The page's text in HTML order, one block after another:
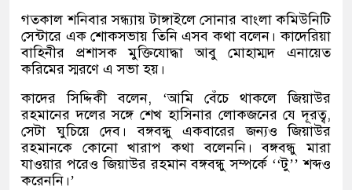
গতকাল শনিবার সন্ধ্যায় টাঙ্গাইলে সোনার বাংলা কমিউনিটি
সেন্টারে এক শোকসভায় তিনি এসব কথা বলেন। কাদেরিয়া
বাহিনীর প্রশাসক মুক্তিযোদ্ধা আবু মোহাম্মদ এনায়েত
করিমের স্মরণে এ সভা হয়।
কাদের সিদ্দিকী বলেন, ‘আমি বেঁচে থাকলে জিয়াউর
রহমানের দলের সঙ্গে শেখ হাসিনার লোকজনের যে দূরত্ব,
সেটা ঘুচিয়ে দেব। বঙ্গবন্ধু একবারের জন্যও জিয়াউর
রহমানকে কোনো খারাপ কথা বলেননি। বঙ্গবন্ধু মারা
যাওয়ার পরেও জিয়াউর রহমান বঙ্গবন্ধু সম্পর্কে ‘‘টু’’ শব্দও
করেননি।’